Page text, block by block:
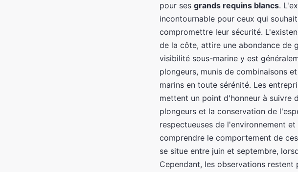
pour ses grands requins blancs.
incontournable pour ceux qui
compromettre leur sécurité.
de la côte, attire une abondance de
visibilité sous-marine y est
plongeurs, munis de combinaisons
marins en toute sérénité. Les
mettent un point d'honneur à suivre
plongeurs et la conservation de
respectueuses de l'environnement
comprendre le comportement de
se situe entre juin et septembre,
Cependant, les observations restent